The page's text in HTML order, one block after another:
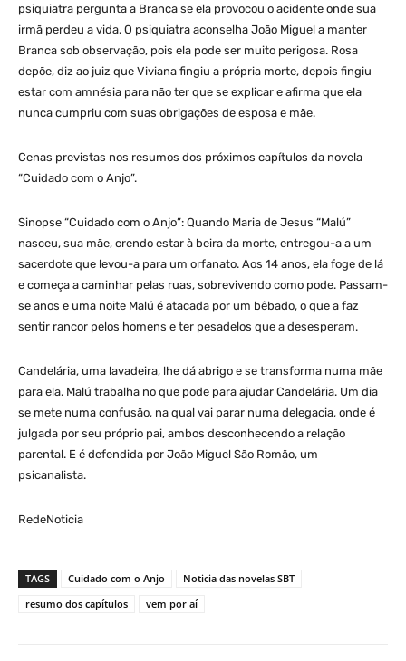
psiquiatra pergunta a Branca se ela provocou o acidente onde sua
irmã perdeu a vida. O psiquiatra aconselha João Miguel a manter
Branca sob observação, pois ela pode ser muito perigosa. Rosa
depõe, diz ao juiz que Viviana fingiu a própria morte, depois fingiu
estar com amnésia para não ter que se explicar e afirma que ela
nunca cumpriu com suas obrigações de esposa e mãe.
Cenas previstas nos resumos dos próximos capítulos da novela
“Cuidado com o Anjo”.
Sinopse “Cuidado com o Anjo”: Quando Maria de Jesus “Malú”
nasceu, sua mãe, crendo estar à beira da morte, entregou-a a um
sacerdote que levou-a para um orfanato. Aos 14 anos, ela foge de lá
e começa a caminhar pelas ruas, sobrevivendo como pode. Passam-
se anos e uma noite Malú é atacada por um bêbado, o que a faz
sentir rancor pelos homens e ter pesadelos que a desesperam.
Candelária, uma lavadeira, lhe dá abrigo e se transforma numa mãe
para ela. Malú trabalha no que pode para ajudar Candelária. Um dia
se mete numa confusão, na qual vai parar numa delegacia, onde é
julgada por seu próprio pai, ambos desconhecendo a relação
parental. E é defendida por João Miguel São Romão, um
psicanalista.
RedeNoticia
TAGS Cuidado com o Anjo
Noticia das novelas SBT
resumo dos capítulos
vem por aí